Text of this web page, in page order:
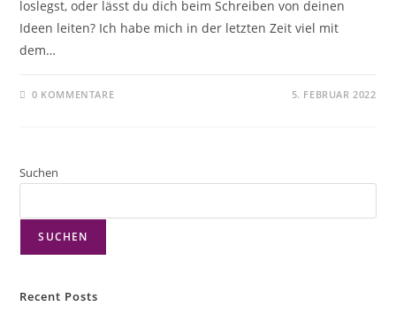
loslegst, oder lässt du dich beim Schreiben von deinen
Ideen leiten? Ich habe mich in der letzten Zeit viel mit
dem…
0 KOMMENTARE 5. FEBRUAR 2022
Suchen
SUCHEN
Recent Posts